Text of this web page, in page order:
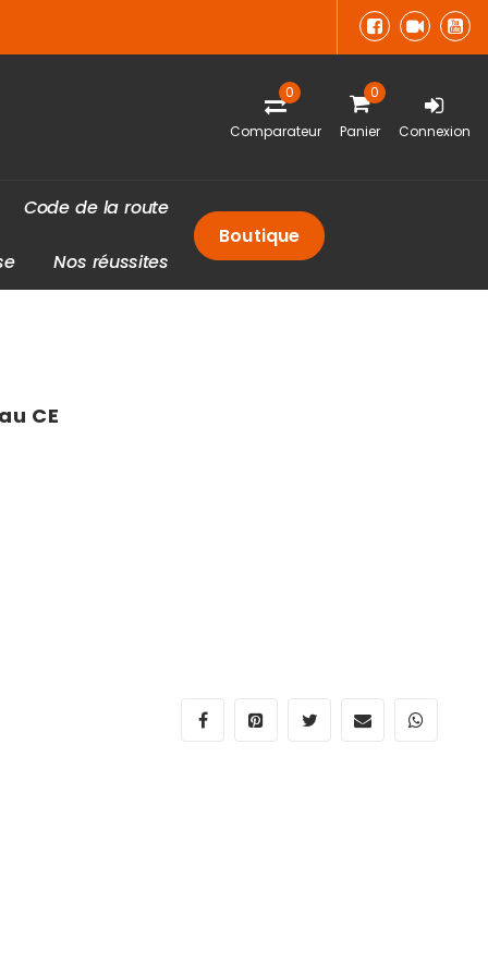
0
Comparateur
0
Panier Connexion
Code de la route
e Nos réussites
Boutique
CE